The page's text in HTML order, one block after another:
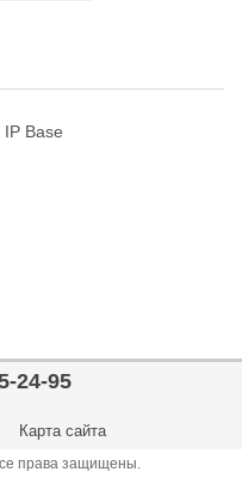
Base
24-95
Карта сайта
права защищены.